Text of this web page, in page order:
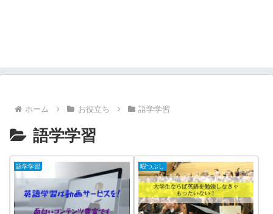
ホーム お役立ち 語学学習
語学学習
語学学習 暇つぶし